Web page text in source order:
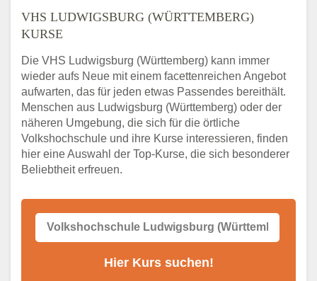
Kurssuche
VHS Ludwigsburg (Württemberg) Kurse
Öffnungszeiten und Telefonnummer
Stellenangebote der Volkshochschule
Ludwigsburg (Württemberg)
Online-Kurse – Alternative Angebote zum
VHS-Kurs
Alternativen zum VHS Programm 2026 in
Ludwigsburg (Württemberg)
VHS LUDWIGSBURG (WÜRTTEMBERG)
KURSE
Die VHS Ludwigsburg (Württemberg) kann immer
wieder aufs Neue mit einem facettenreichen Angebot
aufwarten, das für jeden etwas Passendes bereithält.
Menschen aus Ludwigsburg (Württemberg) oder der
näheren Umgebung, die sich für die örtliche
Volkshochschule und ihre Kurse interessieren, finden
hier eine Auswahl der Top-Kurse, die sich besonderer
Beliebtheit erfreuen.